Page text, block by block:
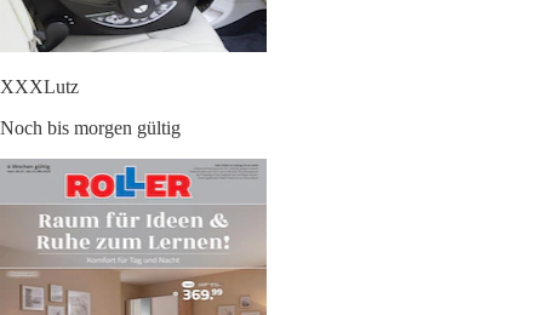
XXXLutz
Noch bis morgen gültig